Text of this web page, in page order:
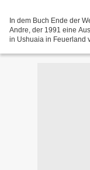
In dem Buch Ende der
Andre, der 1991 eine
in Ushuaia in Feuerland